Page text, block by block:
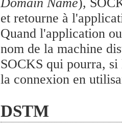
et retourne à
Quand l'application
nom de la machine
SOCKS qui pourra,
la connexion en
DSTM